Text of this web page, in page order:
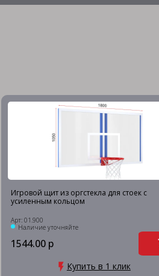
Игровой щит из оргстекла для стоек с
усиленным кольцом
Арт: 01.900
Наличие уточняйте
1544.00 р
Купить в 1 клик